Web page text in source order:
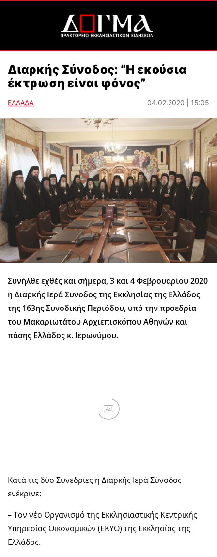
Διαρκής Σύνοδος: “Η εκούσια
έκτρωση είναι φόνος”
ΕΛΛΑΔΑ 04.02.2020 | 15:05
Συνήλθε εχθές και σήμερα, 3 και 4 Φεβρουαρίου 2020
η Διαρκής Ιερά Συνοδος της Εκκλησίας της Ελλάδος
της 163ης Συνοδικής Περιόδου, υπό την προεδρία
του Μακαριωτάτου Αρχιεπισκόπου Αθηνών και
πάσης Ελλάδος κ. Ιερωνύμου.
Ad
Κατά τις δύο Συνεδρίες η Διαρκής Ιερά Σύνοδος
ενέκρινε:
– Τον νέο Οργανισμό της Εκκλησιαστικής Κεντρικής
Υπηρεσίας Οικονομικών (ΕΚΥΟ) της Εκκλησίας της
Ελλάδος.